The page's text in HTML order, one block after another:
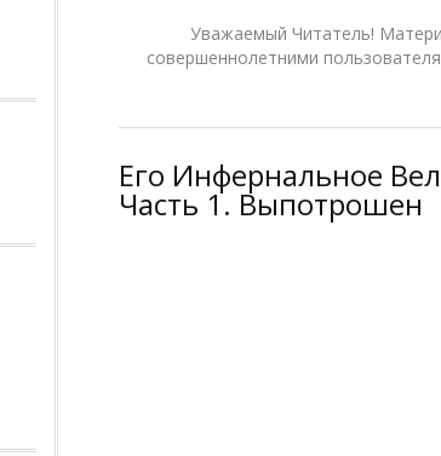
Уважаемый Читатель!
совершеннолетними
Его Инфернальное
Часть 1. Выпотрошен